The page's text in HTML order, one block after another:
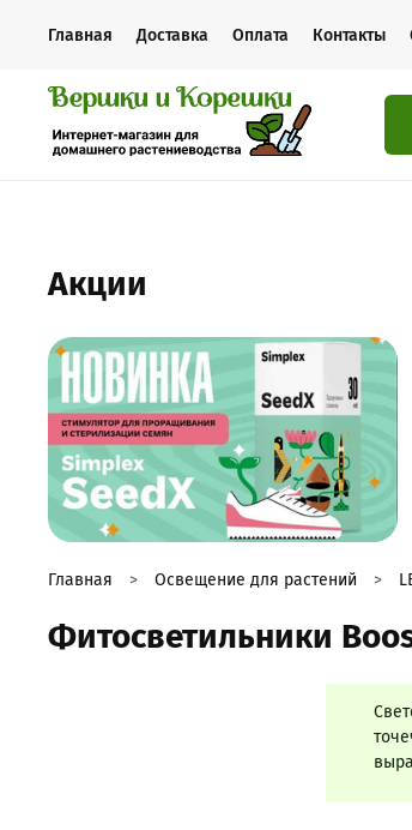
Главная Доставка Оплата Контакты
Акции
Главная Освещение для растений
Фитосветильники